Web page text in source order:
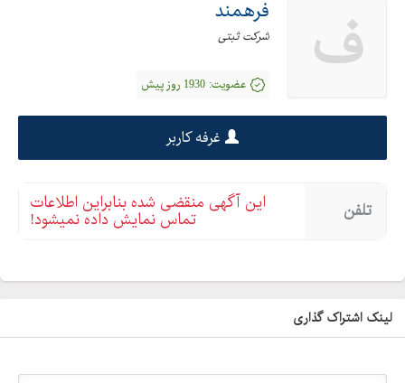
ف فرهمند
شرکت ثبتی
عضویت: 1930 روز پیش
غرفه کاربر
تلفن این آگهی منقضی شده بنابراین اطلاعات
تماس نمایش داده نمیشود!
لینک اشتراک گذاری